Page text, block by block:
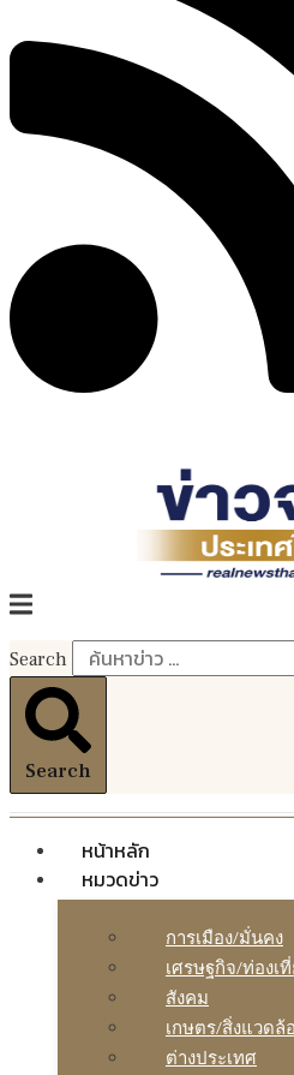
Search
Search
หน้าหลัก
หมวดข่าว
การเมือง/มั่นคง
เศรษฐกิจ/ท่องเ
สังคม
เกษตร/สิ่งแวดล้
ต่างประเทศ